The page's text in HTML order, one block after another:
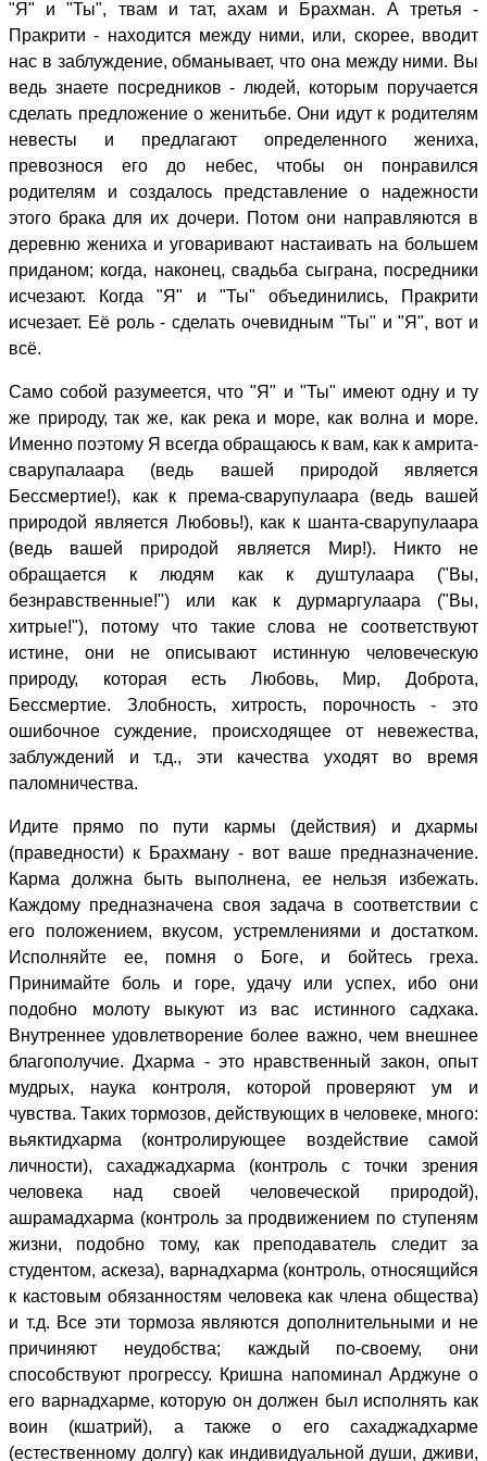
"Я" и "Ты", твам и тат, ахам и Брахман. А третья -
Пракрити - находится между ними, или, скорее, вводит
нас в заблуждение, обманывает, что она между ними. Вы
ведь знаете посредников - людей, которым поручается
сделать предложение о женитьбе. Они идут к родителям
невесты и предлагают определенного жениха,
превознося его до небес, чтобы он понравился
родителям и создалось представление о надежности
этого брака для их дочери. Потом они направляются в
деревню жениха и уговаривают настаивать на большем
приданом; когда, наконец, свадьба сыграна, посредники
исчезают. Когда "Я" и "Ты" объединились, Пракрити
исчезает. Её роль - сделать очевидным "Ты" и "Я", вот и
всё.
Само собой разумеется, что "Я" и "Ты" имеют одну и ту
же природу, так же, как река и море, как волна и море.
Именно поэтому Я всегда обращаюсь к вам, как к амрита-
сварупалаара (ведь вашей природой является
Бессмертие!), как к према-сварупулаара (ведь вашей
природой является Любовь!), как к шанта-сварупулаара
(ведь вашей природой является Мир!). Никто не
обращается к людям как к душтулаара ("Вы,
безнравственные!") или как к дурмаргулаара ("Вы,
хитрые!"), потому что такие слова не соответствуют
истине, они не описывают истинную человеческую
природу, которая есть Любовь, Мир, Доброта,
Бессмертие. Злобность, хитрость, порочность - это
ошибочное суждение, происходящее от невежества,
заблуждений и т.д., эти качества уходят во время
паломничества.
Идите прямо по пути кармы (действия) и дхармы
(праведности) к Брахману - вот ваше предназначение.
Карма должна быть выполнена, ее нельзя избежать.
Каждому предназначена своя задача в соответствии с
его положением, вкусом, устремлениями и достатком.
Исполняйте ее, помня о Боге, и бойтесь греха.
Принимайте боль и горе, удачу или успех, ибо они
подобно молоту выкуют из вас истинного садхака.
Внутреннее удовлетворение более важно, чем внешнее
благополучие. Дхарма - это нравственный закон, опыт
мудрых, наука контроля, которой проверяют ум и
чувства. Таких тормозов, действующих в человеке, много:
вьяктидхарма (контролирующее воздействие самой
личности), сахаджадхарма (контроль с точки зрения
человека над своей человеческой природой),
ашрамадхарма (контроль за продвижением по ступеням
жизни, подобно тому, как преподаватель следит за
студентом, аскеза), варнадхарма (контроль, относящийся
к кастовым обязанностям человека как члена общества)
и т.д. Все эти тормоза являются дополнительными и не
причиняют неудобства; каждый по-своему, они
способствуют прогрессу. Кришна напоминал Арджуне о
его варнадхарме, которую он должен был исполнять как
воин (кшатрий), а также о его сахаджадхарме
(естественному долгу) как индивидуальной души, дживи,